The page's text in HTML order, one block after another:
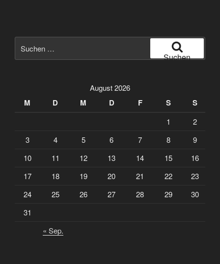
nach:
Suchen
August 2026
M D M D F S S
1
2
3
4 5 6 7 8
9
10
11 12 13 14 15
16
17
18 19 20 21 22
23
24
25 26 27 28 29
30
31
« Sep.